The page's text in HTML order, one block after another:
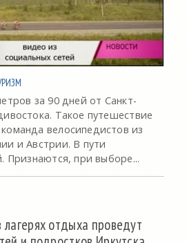
за 90 дней от Санкт-
Такое путешествие
велосипедистов из
и Австрии. В пути
Признаются, при выборе...
отдыха проведут